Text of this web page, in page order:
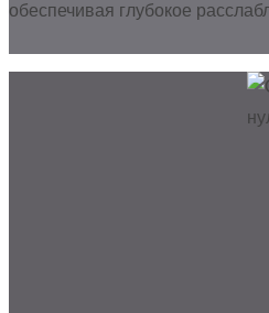
обеспечивая глубокое